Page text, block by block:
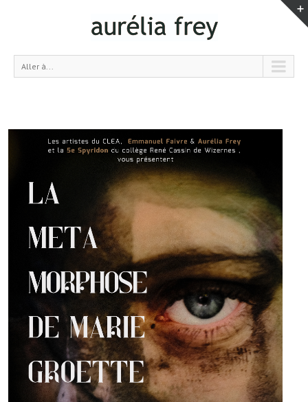
Aller à...